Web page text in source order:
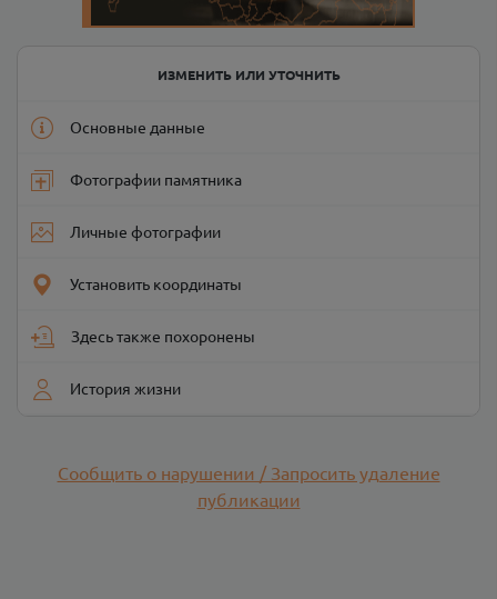
ИЗМЕНИТЬ ИЛИ УТОЧНИТЬ
Основные данные
Фотографии памятника
Личные фотографии
Установить координаты
Здесь также похоронены
История жизни
Сообщить о нарушении / Запросить удаление
публикации